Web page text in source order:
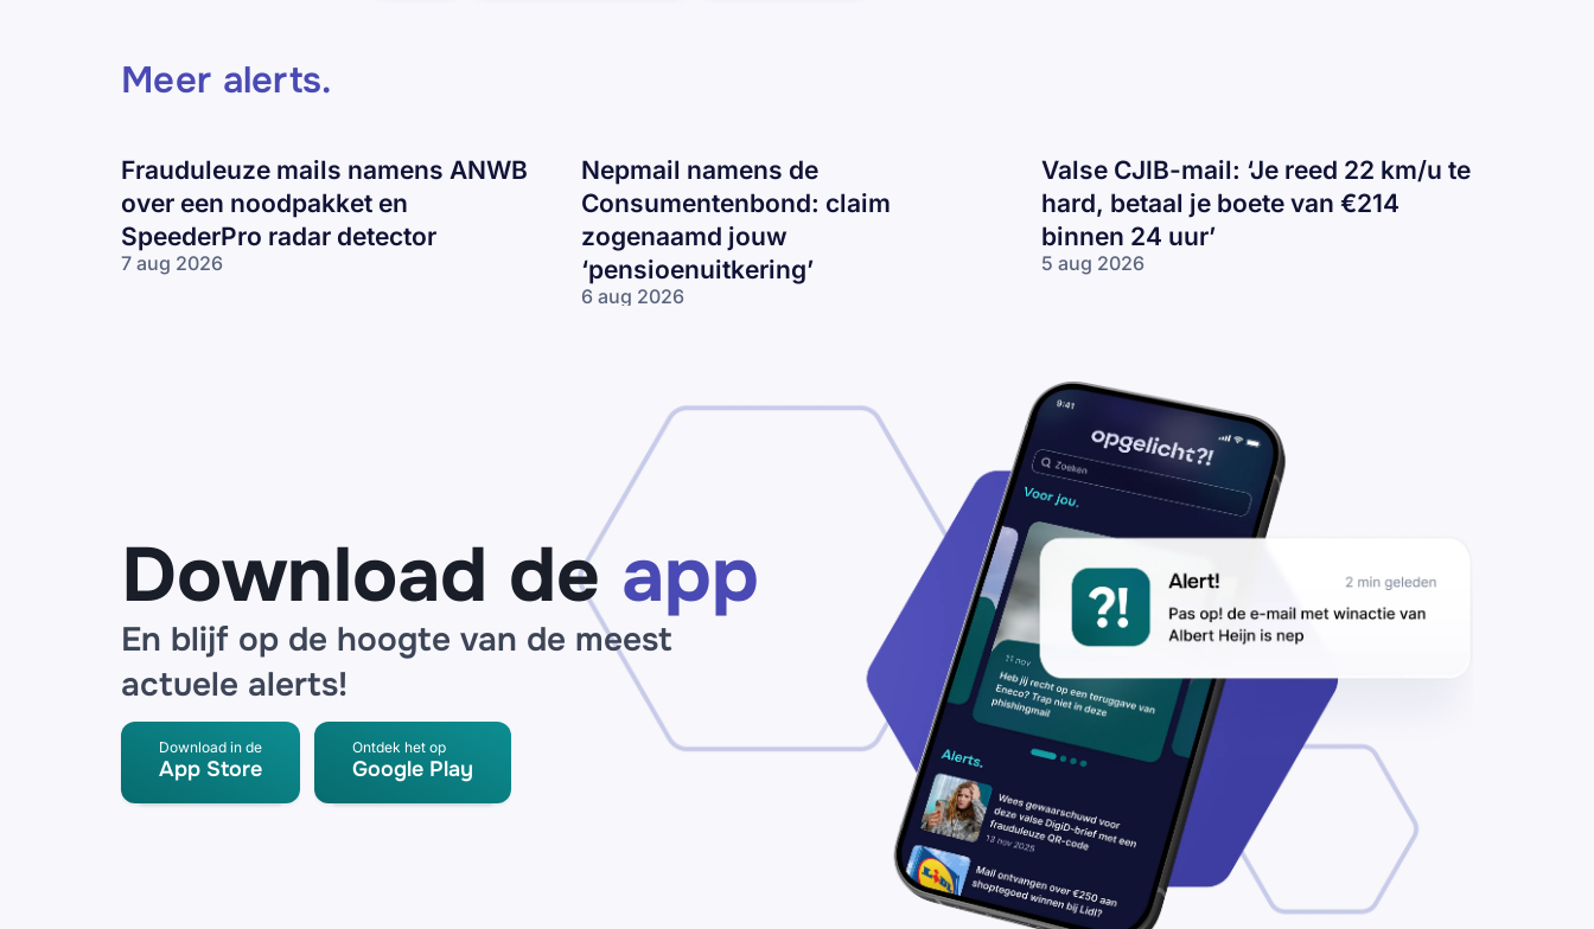
Meer alerts.
Frauduleuze mails namens ANWB
over een noodpakket en
SpeederPro radar detector
7 aug 2026
Nepmail namens de
Consumentenbond: claim
zogenaamd jouw
‘pensioenuitkering’
6 aug 2026
‘pensioenuitkering’
Valse CJIB-mail: ‘Je reed 22 km/u te
hard, betaal je boete van €214
binnen 24 uur’
5 aug 2026
reed
22
te
hard,
betaal
je
boete
binnen
uur’
Download de app
En blijf op de hoogte van de meest
actuele alerts!
Download in de
App Store
Ontdek het op
Google Play